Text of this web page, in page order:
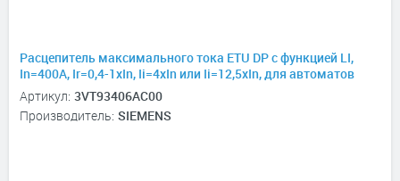
Расцепитель максимального тока ETU DP с функцией LI,
In=400А, Ir=0,4-1хIn, Ii=4xIn или Ii=12,5xIn, для автоматов
3VT3, 3P, 3P+N
Артикул: 3VT93406AC00
Производитель: SIEMENS